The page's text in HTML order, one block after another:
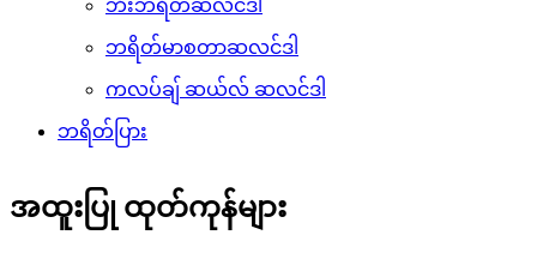
ဘီးဘရိတ်ဆလင်ဒါ
ဘရိတ်မာစတာဆလင်ဒါ
ကလပ်ချ် ဆယ်လ် ဆလင်ဒါ
ဘရိတ်ပြား
အထူးပြု ထုတ်ကုန်များ